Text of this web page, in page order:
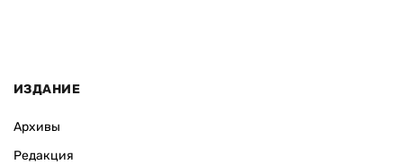
ИЗДАНИЕ
Архивы
Редакция